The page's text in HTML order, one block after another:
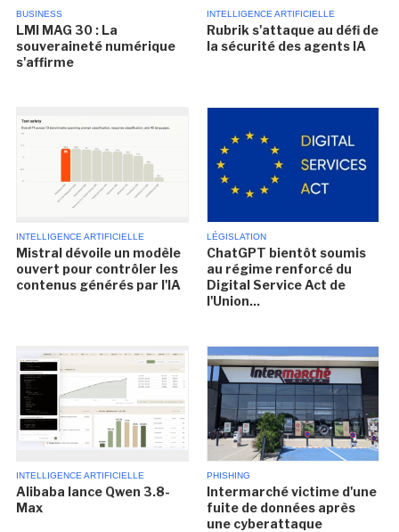
BUSINESS
LMI MAG 30 : La
souveraineté numérique
s'affirme
INTELLIGENCE ARTIFICIELLE
Rubrik s'attaque au défi de
la sécurité des agents IA
INTELLIGENCE ARTIFICIELLE
Mistral dévoile un modèle
ouvert pour contrôler les
contenus générés par l'IA
LÉGISLATION
ChatGPT bientôt soumis
au régime renforcé du
Digital Service Act de
l'Union...
INTELLIGENCE ARTIFICIELLE
Alibaba lance Qwen 3.8-
Max
PHISHING
Intermarché victime d'une
fuite de données après
une cyberattaque